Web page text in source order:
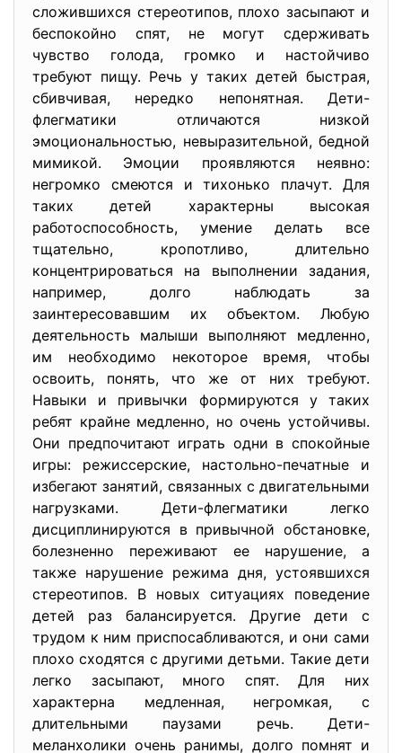
сложившихся стереотипов, плохо засыпают и
беспокойно спят, не могут сдерживать
чувство голода, громко и настойчиво
требуют пищу. Речь у таких детей быстрая,
сбивчивая, нередко непонятная. Дети-
флегматики отличаются низкой
эмоциональностью, невыразительной, бедной
мимикой. Эмоции проявляются неявно:
негромко смеются и тихонько плачут. Для
таких детей характерны высокая
работоспособность, умение делать все
тщательно, кропотливо, длительно
концентрироваться на выполнении задания,
например, долго наблюдать за
заинтересовавшим их объектом. Любую
деятельность малыши выполняют медленно,
им необходимо некоторое время, чтобы
освоить, понять, что же от них требуют.
Навыки и привычки формируются у таких
ребят крайне медленно, но очень устойчивы.
Они предпочитают играть одни в спокойные
игры: режиссерские, настольно-печатные и
избегают занятий, связанных с двигательными
нагрузками. Дети-флегматики легко
дисциплинируются в привычной обстановке,
болезненно переживают ее нарушение, а
также нарушение режима дня, устоявшихся
стереотипов. В новых ситуациях поведение
детей раз балансируется. Другие дети с
трудом к ним приспосабливаются, и они сами
плохо сходятся с другими детьми. Такие дети
легко засыпают, много спят. Для них
характерна медленная, негромкая, с
длительными паузами речь. Дети-
меланхолики очень ранимы, долго помнят и